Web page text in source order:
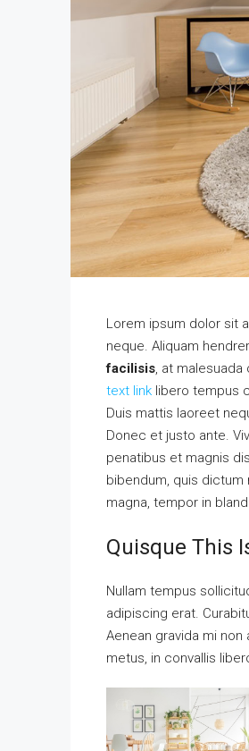
Lorem ipsum dolor sit
neque. Aliquam
facilisis, at
text link libero tempus
Duis mattis laoreet
Donec et justo ante.
penatibus et magnis
bibendum, quis
magna, tempor in
Quisque This
Nullam tempus
adipiscing erat.
Aenean gravida mi
metus, in convallis